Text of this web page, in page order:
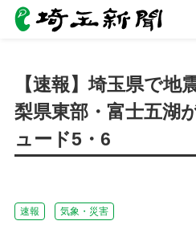
【速報】埼玉県で
梨県東部・富士五
ュード5・6
速報 気象・災害